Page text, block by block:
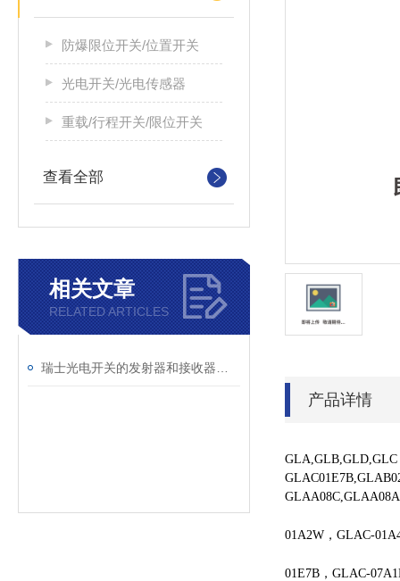
防爆限位开关/位置开关
光电开关/光电传感器
重载/行程开关/限位开关
查看全部
相关文章
RELATED ARTICLES
产品详情
GLA,GLB,GLD,GLC
01A2W，GLAC-
01E7B，GLAC-